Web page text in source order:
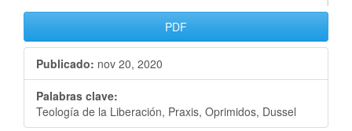
PDF
Publicado: nov 20, 2020
Palabras clave:
Teología de la Liberación, Praxis, Oprimidos, Dussel